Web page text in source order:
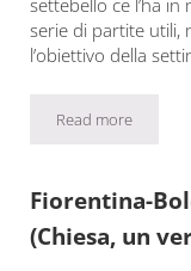
serie di partite utili,
l’obiettivo della
Read moreFiorentina-
Fiorentina-
(Chiesa, un